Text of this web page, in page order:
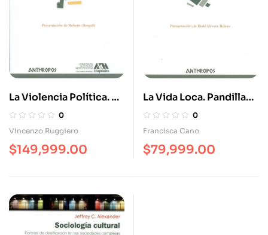
La Violencia Política. Un
Análisis Criminológico
0
Vincenzo Ruggiero
$149,999.00
La Vida Loca. Pandillas
Juveniles En El
Salvador
0
Francisca Cano
$79,999.00